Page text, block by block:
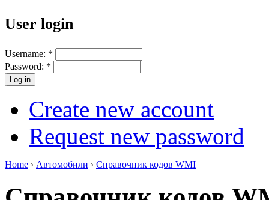
User login
Username: *
Password: *
Create new account
Request new password
Home › Автомобили › Справочник кодов WMI